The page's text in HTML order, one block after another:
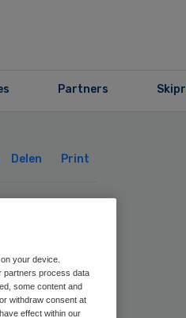
Partners Skipr
Delen Print
your device.
partners process data
some content and
withdraw consent at
effect within our